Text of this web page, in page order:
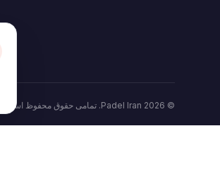
©
2026 تمامی حقوق محفوظ است